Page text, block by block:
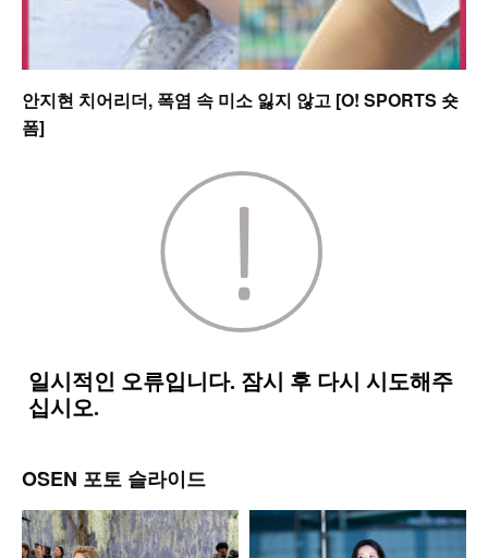
안지현 치어리더, 폭염 속 미소 잃지 않고 [O! SPORTS 숏
폼]
OSEN 포토 슬라이드